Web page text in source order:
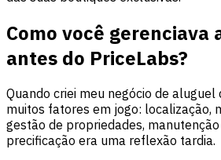
Como você gerenciava
antes do PriceLabs?
Quando criei meu negócio de
muitos fatores em jogo: localização,
gestão de propriedades,
precificação era uma reflexão tardia.